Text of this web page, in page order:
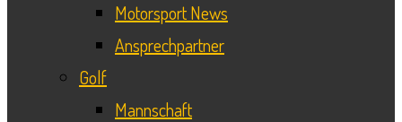
Motorsport News
Ansprechpartner
Golf
Mannschaft